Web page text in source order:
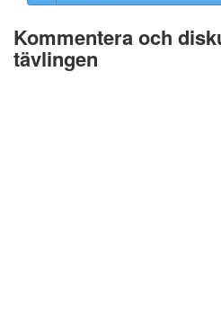
Kommentera och
tävlingen